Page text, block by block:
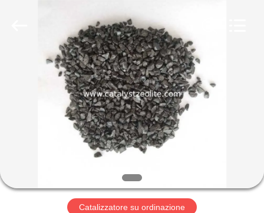
CASA
PRODOTTI
GIRO
Catalizzatore su ordinazione